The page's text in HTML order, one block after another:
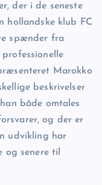
der i de seneste
hollandske klub FC
spænder fra
Marokko
beskrivelser
både omtales
og der er
udvikling har
senere til